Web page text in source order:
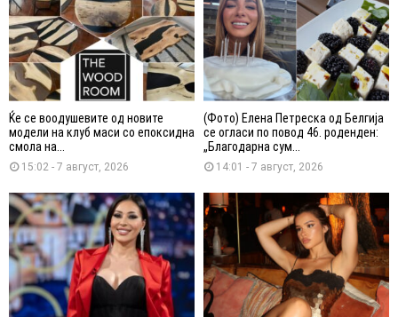
Ќе се воодушевите од новите
модели на клуб маси со епоксидна
смола на...
15:02 - 7 август, 2026
(Фото) Елена Петреска од Белгија
се огласи по повод 46. роденден:
„Благодарна сум...
14:01 - 7 август, 2026